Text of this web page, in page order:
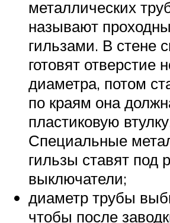
металлических
называют
гильзами. В стене
готовят отверстие
диаметра, потом
по краям она
пластиковую
Специальные
гильзы ставят под
выключатели;
диаметр трубы
чтобы после